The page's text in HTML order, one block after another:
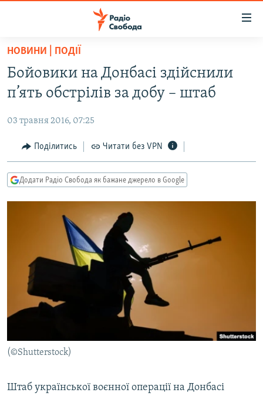
Перейти
основного
матеріалу
до
навігації
Перейти
до
РАДІО СВОБОДА – 70 РОКІВ
ВСЕ ЗА ДОБУ
ПОЛІТИКА
ЕКОНОМІКА
КУЛЬТУРА
ВІЙНА
РОСІЙСЬКА «ФІЛЬТРАЦІЯ»
КРИМ.РЕАЛІЇ
КИТАЙ.ВИКЛИКИ
МУЛЬТИМЕДІА
ФОТО
СПЕЦПРОЄКТИ
РУС
НОВИНИ | ПОДІЇ
Бойовики на Донбасі здійснили
п’ять обстрілів за добу – штаб
03 травня 2016, 07:25
Поділитись Читати без VPN
Додати Радіо Свобода як бажане джерело в Google
(©Shutterstock)
Штаб української воєнної операції на Донбасі